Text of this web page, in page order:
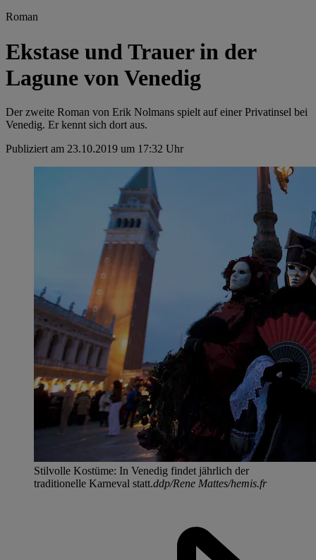
Roman
Ekstase und Trauer in der
Lagune von Venedig
Der zweite Roman von Erik Nolmans spielt auf einer Privatinsel bei
Venedig. Er kennt sich dort aus.
Publiziert am 23.10.2019 um 17:32 Uhr
Stilvolle Kostüme: In Venedig findet jährlich der
traditionelle Karneval statt.ddp/Rene Mattes/hemis.fr